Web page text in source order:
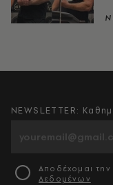
NEWSLETTER:
Αποδέχομαι την
Δεδομένων